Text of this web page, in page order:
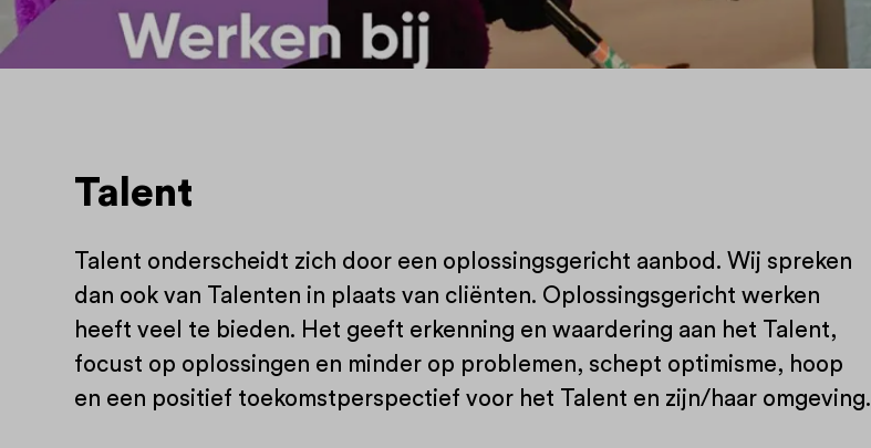
Talent
Talent onderscheidt zich door een oplossingsgericht aanbod. Wij spreken
dan ook van Talenten in plaats van cliënten. Oplossingsgericht werken
heeft veel te bieden. Het geeft erkenning en waardering aan het Talent,
focust op oplossingen en minder op problemen, schept optimisme, hoop
en een positief toekomstperspectief voor het Talent en zijn/haar omgeving.